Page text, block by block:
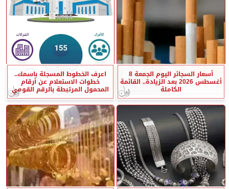
أسعار السجائر اليوم الجمعة 8
أغسطس 2026 بعد الزيادة.. القائمة
الكاملة
اعرف الخطوط المسجلة باسمك..
خطوات الاستعلام عن أرقام
المحمول المرتبطة بالرقم القومي